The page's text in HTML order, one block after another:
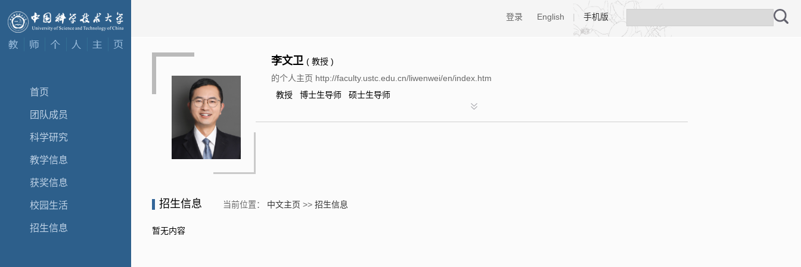
首页
团队成员
科学研究
教学信息
获奖信息
校园生活
招生信息
登录 English | 手机版
李文卫 ( 教授 )
的个人主页 http://faculty.ustc.edu.cn/liwenwei/en/index.htm
教授 博士生导师 硕士生导师
招生信息 当前位置： 中文主页 >> 招生信息
暂无内容